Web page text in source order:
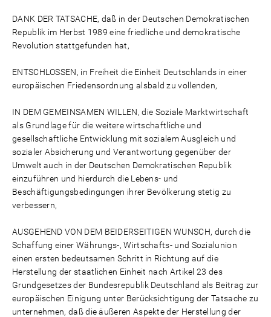
DANK DER TATSACHE, daß in der Deutschen Demokratischen
Republik im Herbst 1989 eine friedliche und demokratische
Revolution stattgefunden hat,
ENTSCHLOSSEN, in Freiheit die Einheit Deutschlands in einer
europäischen Friedensordnung alsbald zu vollenden,
IN DEM GEMEINSAMEN WILLEN, die Soziale Marktwirtschaft
als Grundlage für die weitere wirtschaftliche und
gesellschaftliche Entwicklung mit sozialem Ausgleich und
sozialer Absicherung und Verantwortung gegenüber der
Umwelt auch in der Deutschen Demokratischen Republik
einzuführen und hierdurch die Lebens- und
Beschäftigungsbedingungen ihrer Bevölkerung stetig zu
verbessern,
AUSGEHEND VON DEM BEIDERSEITIGEN WUNSCH, durch die
Schaffung einer Währungs-, Wirtschafts- und Sozialunion
einen ersten bedeutsamen Schritt in Richtung auf die
Herstellung der staatlichen Einheit nach Artikel 23 des
Grundgesetzes der Bundesrepublik Deutschland als Beitrag zur
europäischen Einigung unter Berücksichtigung der Tatsache zu
unternehmen, daß die äußeren Aspekte der Herstellung der